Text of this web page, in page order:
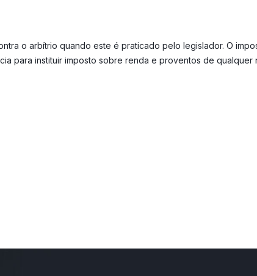
o arbítrio quando este é praticado pelo legislador. O
para instituir imposto sobre renda e proventos de qualquer